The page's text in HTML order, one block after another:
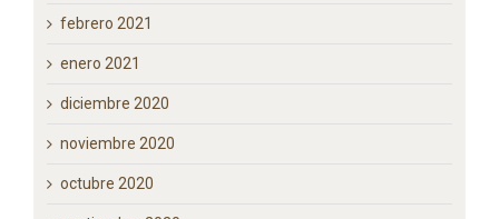
julio 2021
febrero 2021
enero 2021
diciembre 2020
noviembre 2020